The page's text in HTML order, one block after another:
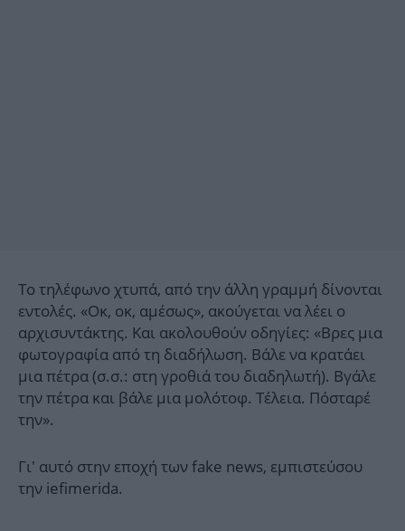
To τηλέφωνο χτυπά, από την άλλη γραμμή δίνονται
εντολές. «Οκ, οκ, αμέσως», ακούγεται να λέει ο
αρχισυντάκτης. Και ακολουθούν οδηγίες: «Βρες μια
φωτογραφία από τη διαδήλωση. Βάλε να κρατάει
μια πέτρα (σ.σ.: στη γροθιά του διαδηλωτή). Βγάλε
την πέτρα και βάλε μια μολότοφ. Τέλεια. Πόσταρέ
την».
Γι' αυτό στην εποχή των fake news, εμπιστεύσου
την iefimerida.